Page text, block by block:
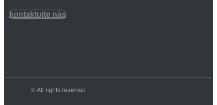
kontaktujte nás
© All rights reserved